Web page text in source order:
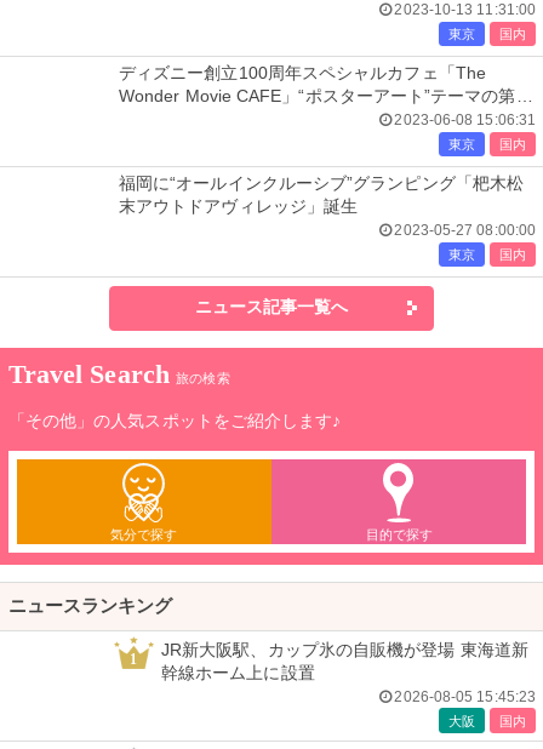
2023-10-13 11:31:00
東京 国内
ディズニー創立100周年スペシャルカフェ「The
Wonder Movie CAFE」“ポスターアート”テーマの第2
2023-06-08 15:06:31
東京 国内
福岡に“オールインクルーシブ”グランピング「杷木松
末アウトドアヴィレッジ」誕生
2023-05-27 08:00:00
東京 国内
ニュース記事一覧へ
Travel Search 旅の検索
「その他」の人気スポットをご紹介します♪
気分で探す 目的で探す
ニュースランキング
1
JR新大阪駅、カップ氷の自販機が登場 東海道新
幹線ホーム上に設置
2026-08-05 15:45:23
大阪 国内